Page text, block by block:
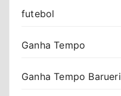
futebol
Ganha Tempo
Ganha Tempo Barueri